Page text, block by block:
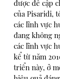
được đề cập
của Pisaridi,
các lĩnh vực
đang không
các lĩnh vực
kể từ năm
triển này, ở